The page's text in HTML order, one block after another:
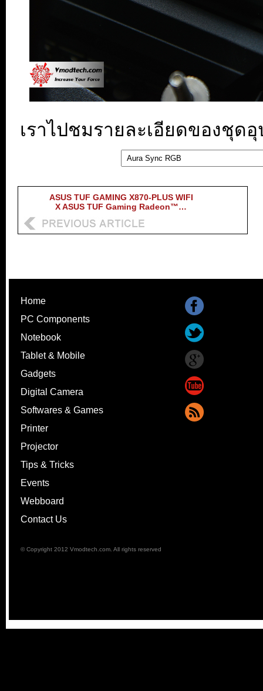
เราไปชมรายละเอียดของชุ
ASUS TUF GAMING X870-PLUS WIFI
X ASUS TUF Gaming Radeon™…
Home
PC Components
Notebook
Tablet & Mobile
Gadgets
Digital Camera
Softwares & Games
Printer
Projector
Tips & Tricks
Events
Webboard
Contact Us
© Copyright 2012 Vmodtech.com. All rights reserved